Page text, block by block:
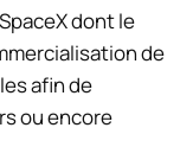
dont le
de
afin de
ou encore